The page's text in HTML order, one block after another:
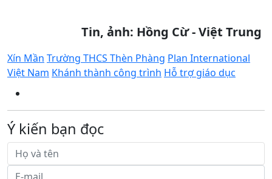
Tin, ảnh: Hồng Cừ - Việt Trung
Xín Mần Trường THCS Thèn Phàng Plan International
Việt Nam Khánh thành công trình Hỗ trợ giáo dục
Ý kiến bạn đọc